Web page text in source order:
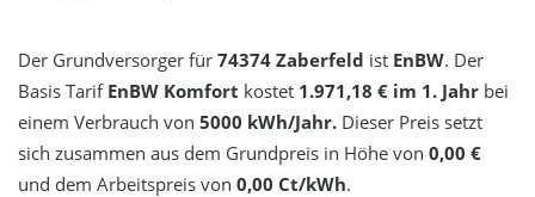
Der Grundversorger für74374 Zaberfeld ist EnBW. Der
Basis Tarif EnBW Komfort kostet 1.971,18 € im 1. Jahr bei
einem Verbrauch von5000 kWh/Jahr. Dieser Preis setzt
sich zusammen aus dem Grundpreis in Höhe von0,00 €
und dem Arbeitspreis von0,00 Ct/kWh.